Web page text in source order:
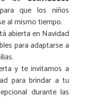
para que los niños
al mismo tiempo.
abierta en Navidad
para adaptarse a
y te invitamos a
para brindar a tu
durante las